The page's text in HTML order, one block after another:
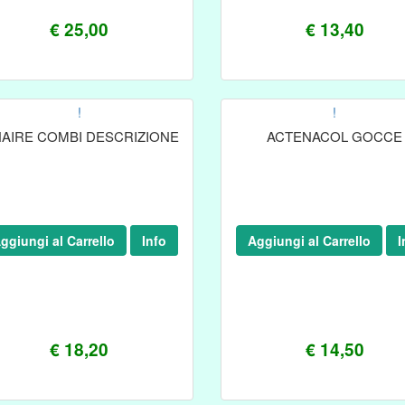
€ 25,00 € 13,40
!
COMBI DESCRIZIONE
€ 18,20
al Carrello Info
!
ACTENACOL GOCCE
€ 14,50
Aggiungi al Carrello